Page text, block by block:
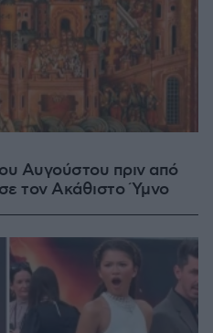
Αυγούστου πριν από
τον Ακάθιστο Ύμνο